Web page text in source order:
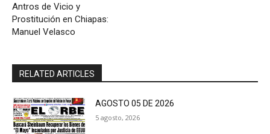
Antros de Vicio y
Prostitución en Chiapas:
Manuel Velasco
RELATED ARTICLES
AGOSTO 05 DE 2026
5 agosto, 2026